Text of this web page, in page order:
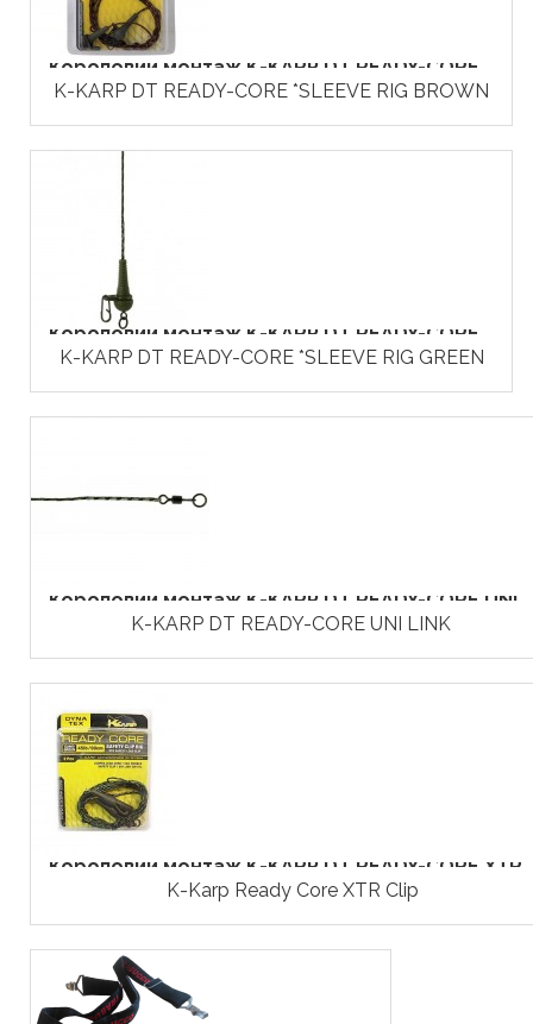
Короповий монтаж K-KARP DT READY-CORE...
K-KARP DT READY-CORE *SLEEVE RIG BROWN
Короповий монтаж K-KARP DT READY-CORE...
K-KARP DT READY-CORE *SLEEVE RIG GREEN
Короповий монтаж K-KARP DT READY-CORE UNI...
K-KARP DT READY-CORE UNI LINK
Короповий монтаж K-KARP DT READY-CORE
K-Karp Ready Core XTR Clip